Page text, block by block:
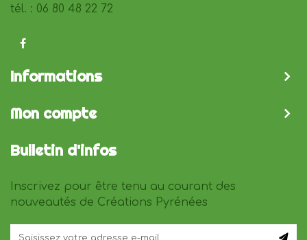
tél. : 06 80 48 22 72
Informations
Mon compte
Bulletin d'infos
Inscrivez pour être tenu au courant des
nouveautés de Créations Pyrénées